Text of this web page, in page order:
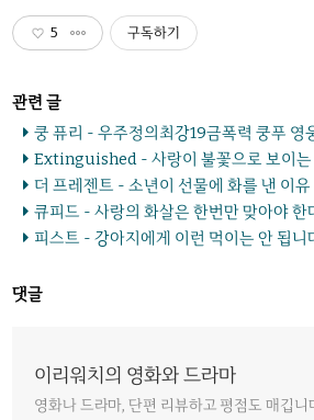
5 구독하기
쿵 퓨리 - 우주정의최강19금폭력 쿵푸 영
Extinguished - 사랑이 불꽃으로 보이는
더 프레젠트 - 소년이 선물에 화를 낸 이유
큐피드 - 사랑의 화살은 한번만 맞아야 한
피스트 - 강아지에게 이런 먹이는 안 됩니
댓글
이리워치의 영화와 드라마
영화나 드라마, 단편 리뷰하고 평점도 매깁니